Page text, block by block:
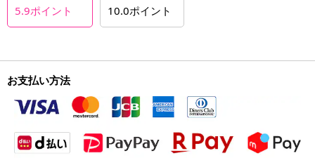
5.9ポイント
10.0ポイント
お支払い方法